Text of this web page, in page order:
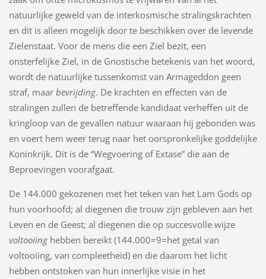
natuurlijke geweld van de interkosmische stralingskrachten
en dit is alleen mogelijk door te beschikken over de levende
Zielenstaat. Voor de mens die een Ziel bezit, een
onsterfelijke Ziel, in de Gnostische betekenis van het woord,
wordt de natuurlijke tussenkomst van Armageddon geen
straf, maar bevrijding. De krachten en effecten van de
stralingen zullen de betreffende kandidaat verheffen uit de
kringloop van de gevallen natuur waaraan hij gebonden was
en voert hem weer terug naar het oorspronkelijke goddelijke
Koninkrijk. Dit is de “Wegvoering of Extase” die aan de
Beproevingen voorafgaat.
De 144.000 gekozenen met het teken van het Lam Gods op
hun voorhoofd; al diegenen die trouw zijn gebleven aan het
Leven en de Geest; al diegenen die op succesvolle wijze
voltooiinghebben bereikt (144.000=9=het getal van
voltooiing, van compleetheid) en die daarom het licht
hebben ontstoken van hun innerlijke visie in het